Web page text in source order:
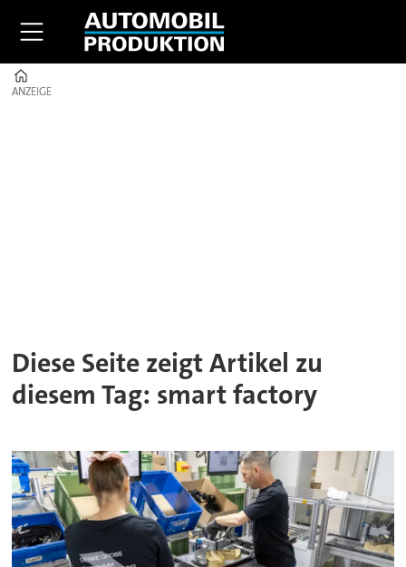
ANZEIGE
ANZEIGE
Diese Seite zeigt Artikel zu
diesem Tag: smart factory